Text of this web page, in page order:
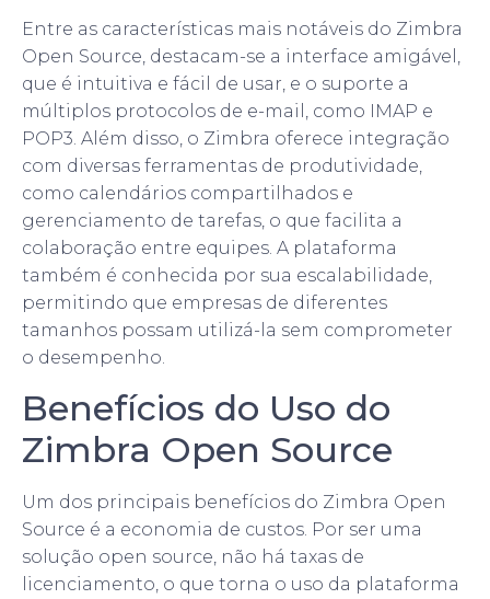
Entre as características mais notáveis do Zimbra
Open Source, destacam-se a interface amigável,
que é intuitiva e fácil de usar, e o suporte a
múltiplos protocolos de e-mail, como IMAP e
POP3. Além disso, o Zimbra oferece integração
com diversas ferramentas de produtividade,
como calendários compartilhados e
gerenciamento de tarefas, o que facilita a
colaboração entre equipes. A plataforma
também é conhecida por sua escalabilidade,
permitindo que empresas de diferentes
tamanhos possam utilizá-la sem comprometer
o desempenho.
Benefícios do Uso do
Zimbra Open Source
Um dos principais benefícios do Zimbra Open
Source é a economia de custos. Por ser uma
solução open source, não há taxas de
licenciamento, o que torna o uso da plataforma